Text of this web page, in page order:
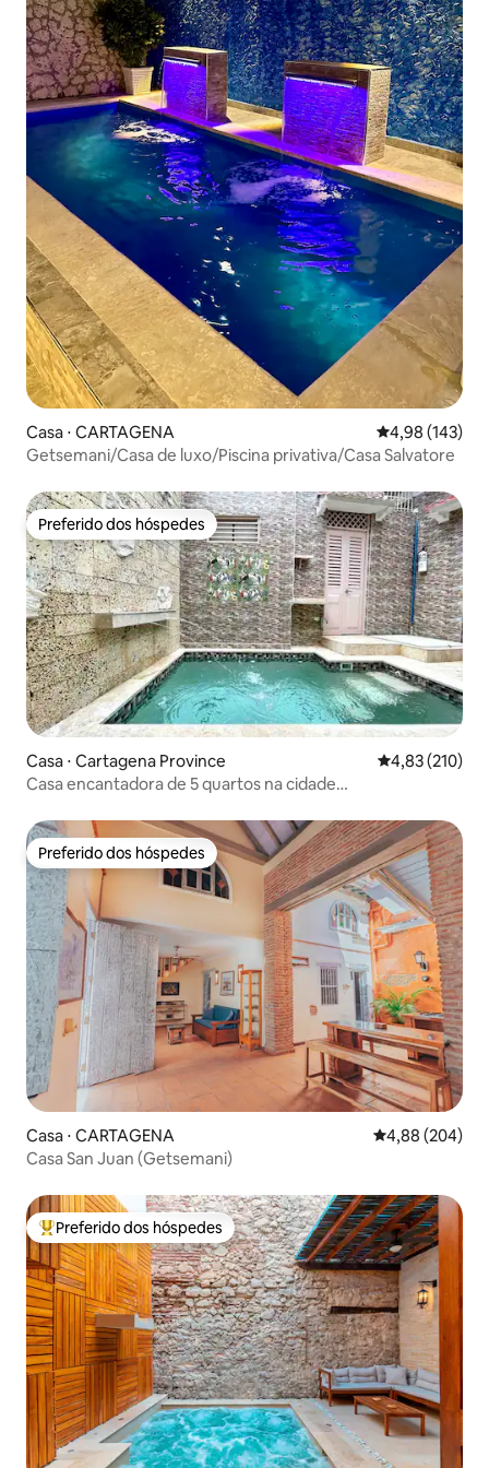
Casa ⋅ CARTAGENA 4,98 de uma
4,98 (143)
Getsemani/Casa de luxo/Piscina privativa/Casa Salvatore
Preferido dos hóspedes
Preferido dos hóspedes
Casa ⋅ Cartagena Province 4,83 de uma
4,83 (210)
Casa encantadora de 5 quartos na cidade
Preferido dos hóspedes
Preferido dos hóspedes
Casa ⋅ CARTAGENA 4,88 de uma
4,88 (204)
Casa San Juan (Getsemani)
Entre os melhores preferidos dos hóspedes
Preferido dos hóspedes